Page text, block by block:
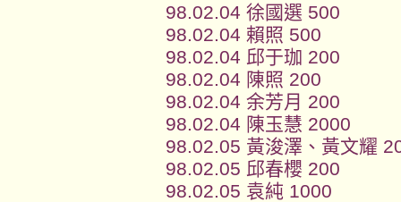
98.02.04 徐國選 500
98.02.04 賴照 500
98.02.04 邱于珈 200
98.02.04 陳照 200
98.02.04 余芳月 200
98.02.04 陳玉慧 2000
98.02.05 黃浚澤、黃文耀
98.02.05 邱春櫻 200
98.02.05 袁純 1000